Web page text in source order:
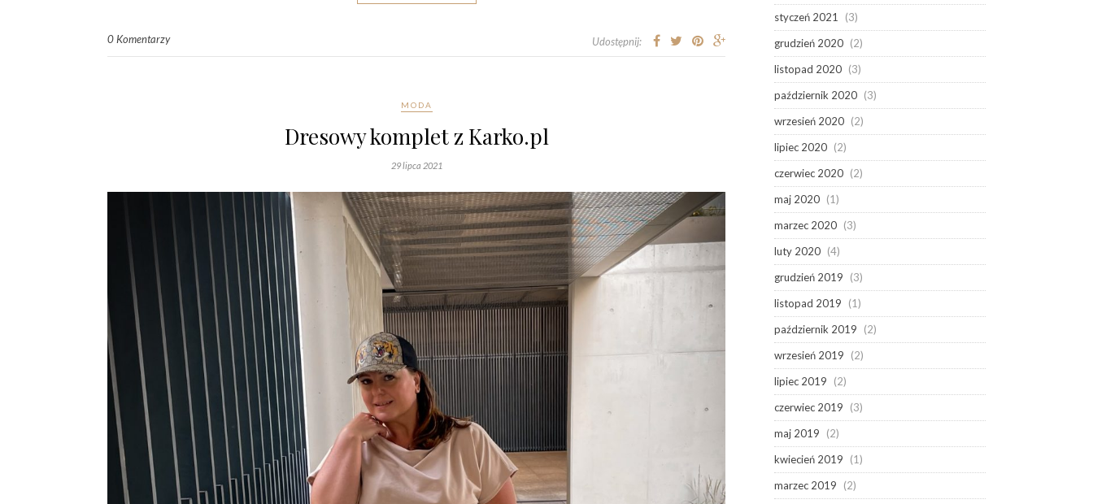
0 Komentarzy Udostępnij:
MODA
Dresowy komplet z Karko.pl
29 lipca 2021
styczeń 2021
(3)
grudzień 2020 (2)
listopad 2020 (3)
październik 2020 (3)
wrzesień 2020 (2)
lipiec 2020 (2)
czerwiec 2020 (2)
maj 2020 (1)
marzec 2020 (3)
luty 2020 (4)
grudzień 2019
(3)
listopad 2019
(1)
październik 2019
(2)
wrzesień 2019
(2)
lipiec 2019
(2)
czerwiec 2019
(3)
maj 2019
(2)
kwiecień 2019
(1)
marzec 2019
(2)